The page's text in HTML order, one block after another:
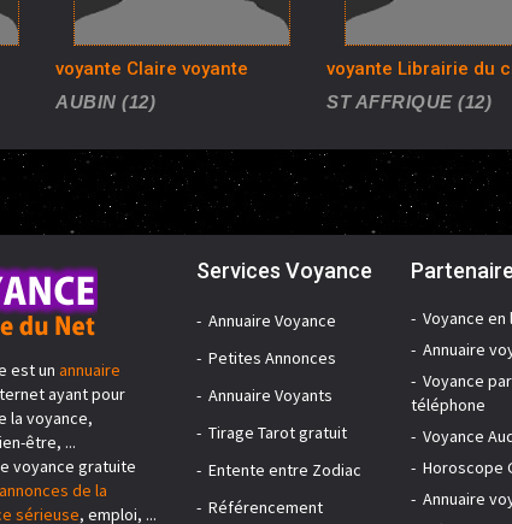
voyante Claire voyante
AUBIN (12)
voyante Librairie du
ST AFFRIQUE (12)
est un annuaire
ayant pour
la voyance,
être, ...
voyance gratuite
de la
sérieuse, emploi, ...
Services Voyance
Annuaire Voyance
Petites Annonces
Annuaire Voyants
Tirage Tarot gratuit
Entente entre Zodiac
Référencement
Voyance en
Annuaire
Voyance par
téléphone
Voyance
Horoscope
Annuaire